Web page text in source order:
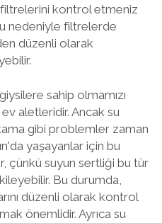
kontrol etmeniz
nedeniyle filtrelerde
düzenli olarak
sahip olmamızı
aletleridir. Ancak su
gibi problemler zaman
yaşayanlar için bu
çünkü suyun sertliği bu tür
Bu durumda,
düzenli olarak kontrol
önemlidir. Ayrıca su